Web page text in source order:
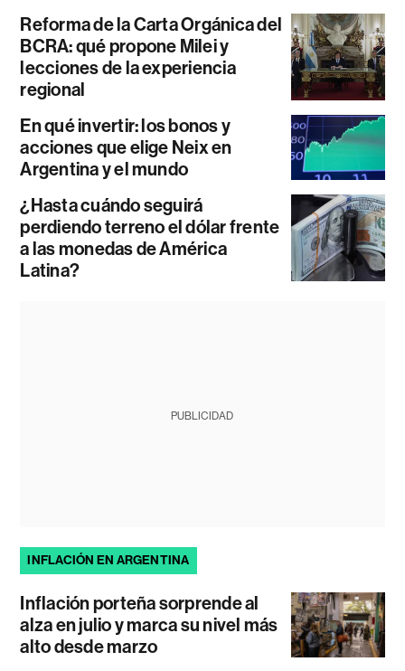
Reforma de la Carta Orgánica del
BCRA: qué propone Milei y
lecciones de la experiencia
regional
En qué invertir: los bonos y
acciones que elige Neix en
Argentina y el mundo
¿Hasta cuándo seguirá
perdiendo terreno el dólar frente
a las monedas de América
Latina?
PUBLICIDAD
INFLACIÓN EN ARGENTINA
Inflación porteña sorprende al
alza en julio y marca su nivel más
alto desde marzo